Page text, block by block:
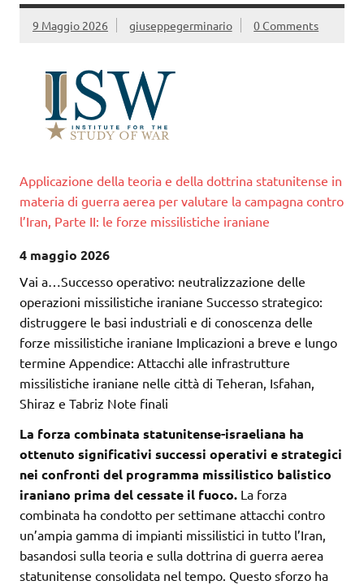
9 Maggio 2026 giuseppegerminario 0 Comments
Applicazione della teoria e della dottrina statunitense in
materia di guerra aerea per valutare la campagna contro
l’Iran, Parte II: le forze missilistiche iraniane
4 maggio 2026
Vai a…Successo operativo: neutralizzazione delle
operazioni missilistiche iraniane Successo strategico:
distruggere le basi industriali e di conoscenza delle
forze missilistiche iraniane Implicazioni a breve e lungo
termine Appendice: Attacchi alle infrastrutture
missilistiche iraniane nelle città di Teheran, Isfahan,
Shiraz e Tabriz Note finali
La forza combinata statunitense-israeliana ha
ottenuto significativi successi operativi e strategici
nei confronti del programma missilistico balistico
iraniano prima del cessate il fuoco. La forza
combinata ha condotto per settimane attacchi contro
un’ampia gamma di impianti missilistici in tutto l’Iran,
basandosi sulla teoria e sulla dottrina di guerra aerea
statunitense consolidata nel tempo. Questo sforzo ha